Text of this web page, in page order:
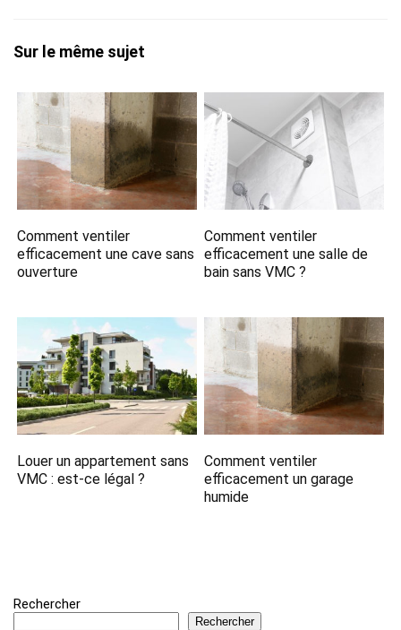
Sur le même sujet
Comment ventiler
efficacement une cave sans
ouverture
Comment ventiler
efficacement une salle de
bain sans VMC ?
Louer un appartement sans
VMC : est-ce légal ?
Comment ventiler
efficacement un garage
humide
Rechercher
Rechercher